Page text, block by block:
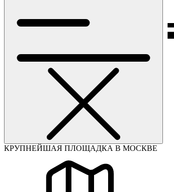
КРУПНЕЙШАЯ ПЛОЩАДКА В МОСКВЕ